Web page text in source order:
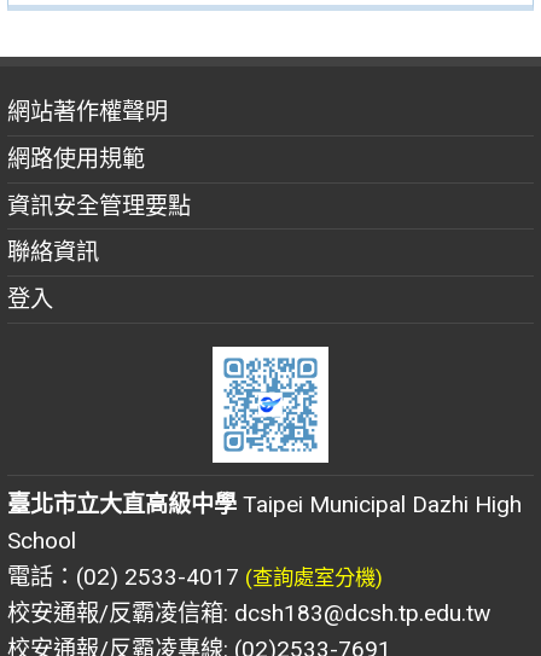
網站著作權聲明
網路使用規範
資訊安全管理要點
聯絡資訊
登入
臺北市立大直高級中學 Taipei Municipal Dazhi High
School
電話：(02) 2533-4017 (查詢處室分機)
校安通報/反霸凌信箱: dcsh183@dcsh.tp.edu.tw
校安通報/反霸凌專線: (02)2533-7691